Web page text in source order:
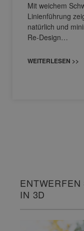
Mit weichem
Linienführung
natürlich und
Re-Design…
WEITERLESEN >>
IN 3D